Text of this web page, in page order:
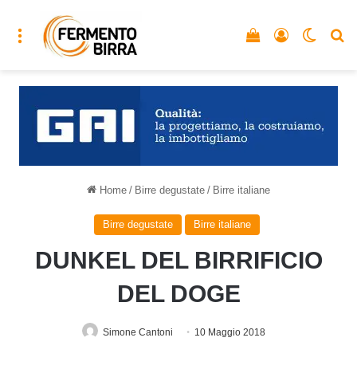
Menu Accedi
Vedi il carrello
Home / Birre degustate / Birre italiane
Birre degustate Birre italiane
DUNKEL DEL BIRRIFICIO
DEL DOGE
Simone Cantoni 10 Maggio 2018